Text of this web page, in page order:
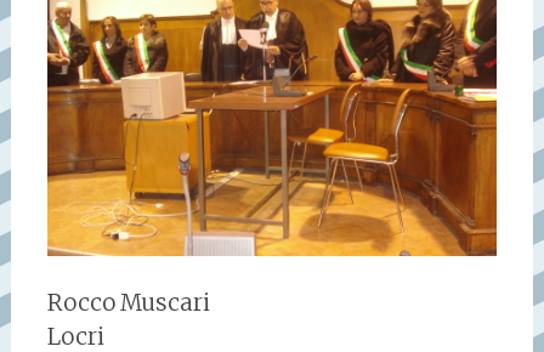
Rocco Muscari
Locri